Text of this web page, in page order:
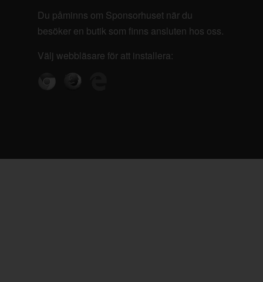
Du påminns om Sponsorhuset när du
besöker en butik som finns ansluten hos oss.
Välj webbläsare för att installera: